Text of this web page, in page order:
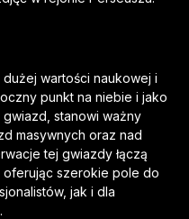
wartości naukowej i
punkt na niebie i jako
gwiazd, stanowi ważny
masywnych oraz nad
tej gwiazdy łączą
oferując szerokie pole do
jak i dla